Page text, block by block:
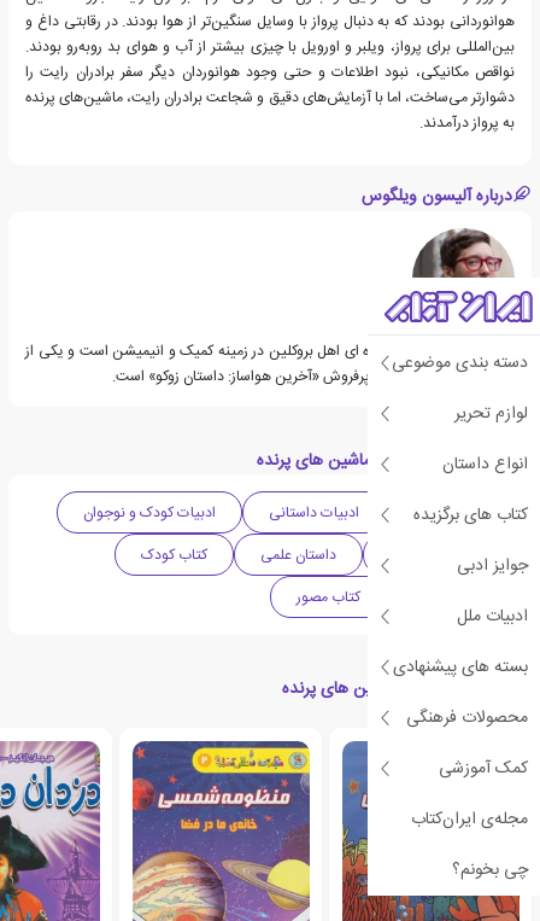
دسته بندی موضوعی
لوازم تحریر
انواع داستان
کتاب های برگزیده
جوایز ادبی
ادبیات ملل
بسته های پیشنهادی
محصولات فرهنگی
کمک آموزشی
مجله‌ی ایران‌کتاب
چی بخونم؟
هوانوردانی بودند که به دنبال پرواز با وسایل سنگین‌تر از هوا بودند. در رقابتی داغ و
بین‌المللی برای پرواز، ویلبر و اورویل با چیزی بیشتر از آب و هوای بد روبه‌رو بودند.
نواقص مکانیکی، نبود اطلاعات و حتی وجود هوانوردان دیگر سفر برادران رایت را
دشوارتر می‌ساخت، اما با آزمایش‌های دقیق و شجاعت برادران رایت، ماشین‌های پرنده
به پرواز درآمدند.
درباره آلیسون ویلگوس
آلیسون ویلگوس نویسنده ای اهل بروکلین در زمینه کمیک و انیمیشن است و یکی از
نویسندگان رمان گرافیکی پرفروش «آخرین هواساز: داستان زوکو» است.
دسته بندی های کتاب ماشین های پرنده
ادبیات آمریکا ادبیات داستانی
ادبیات کودک و نوجوان
دهه 2010 میلادی
داستان علمی
کتاب کودک
کتاب مصور
کتاب های مرتبط با ماشین های پرنده
ی
ش
ن
ه
ا
د
و
ی
ژ